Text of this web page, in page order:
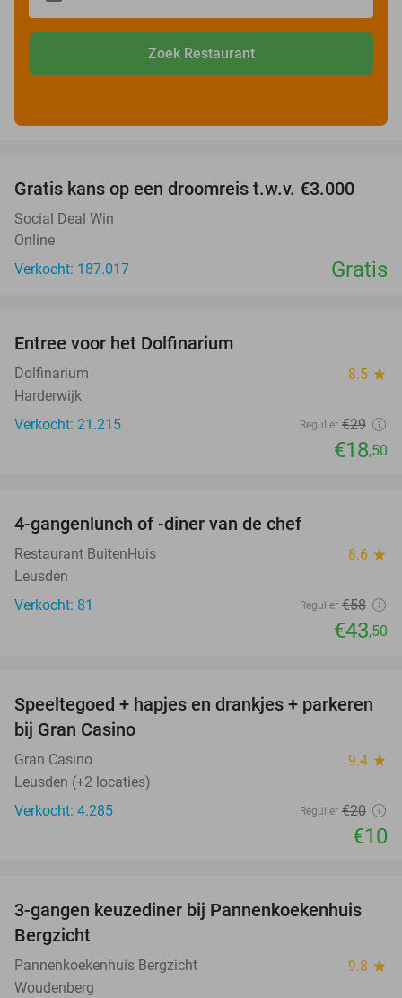
Zoek Restaurant
Gratis kans op een droomreis t.w.v. €3.000
Social Deal Win
Online
Verkocht: 187.017
Gratis
Entree voor het Dolfinarium
Dolfinarium 8.5 star
Harderwijk
Verkocht: 21.215
Regulier €29
€18,50
4-gangenlunch of -diner van de chef
Restaurant BuitenHuis 8.6 star
Leusden
Verkocht: 81
Regulier €58
€43,50
50%
Speeltegoed + hapjes en drankjes + parkeren
bij Gran Casino
Gran Casino 9.4 star
Leusden (+2 locaties)
Verkocht: 4.285
Regulier €20
€10
42%
3-gangen keuzediner bij Pannenkoekenhuis
Bergzicht
Pannenkoekenhuis Bergzicht 9.8 star
Woudenberg